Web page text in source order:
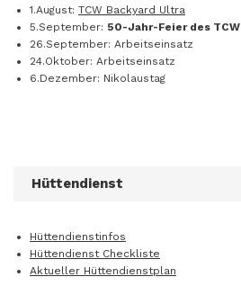
1.August: TCW Backyard Ultra
5.September: 50-Jahr-Feier des TCW
26.September: Arbeitseinsatz
24.Oktober: Arbeitseinsatz
6.Dezember: Nikolaustag
Hüttendienst
Hüttendienstinfos
Hüttendienst Checkliste
Aktueller Hüttendienstplan